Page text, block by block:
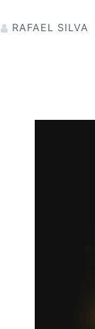
RAFAEL SILVA